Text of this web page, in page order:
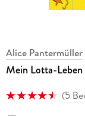
Alice Pantermüller
Mein Lotta-
(5